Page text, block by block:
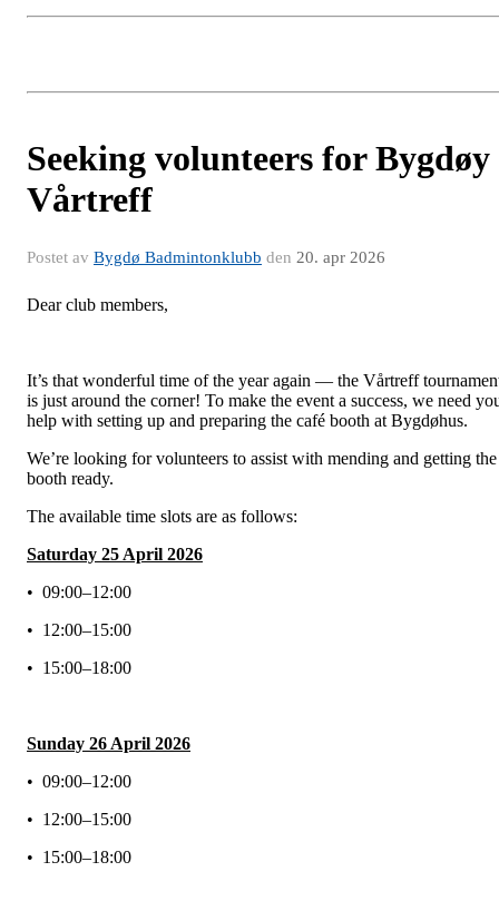
Seeking volunteers for Bygdøy
Vårtreff
Postet av Bygdø Badmintonklubb den 20. apr 2026
Dear club members,
It’s that wonderful time of the year again — the Vårtreff
is just around the corner! To make the event a success, we need
help with setting up and preparing the café booth at Bygdøhus.
We’re looking for volunteers to assist with mending and getting the
booth ready.
The available time slots are as follows:
Saturday 25 April 2026
• 09:00–12:00
• 12:00–15:00
• 15:00–18:00
Sunday 26 April 2026
• 09:00–12:00
• 12:00–15:00
• 15:00–18:00